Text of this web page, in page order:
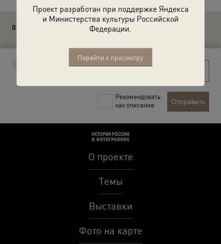
Проект разработан при поддержке Яндекса
и Министерства культуры Российской
Федерации.
Перейти к просмотру
0 комментариев
Рекомендовать
как описание
Отправить
О проекте
Темы
Выставки
Фото на карте